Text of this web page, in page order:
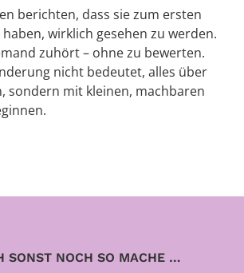
berichten, dass sie zum ersten
wirklich gesehen zu werden.
zuhört – ohne zu bewerten.
nicht bedeutet, alles über
sondern mit kleinen, machbaren
SONST NOCH SO MACHE …